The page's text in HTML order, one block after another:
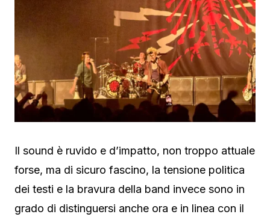
Il sound è ruvido e d’impatto, non troppo attuale
forse, ma di sicuro fascino, la tensione politica
dei testi e la bravura della band invece sono in
grado di distinguersi anche ora e in linea con il